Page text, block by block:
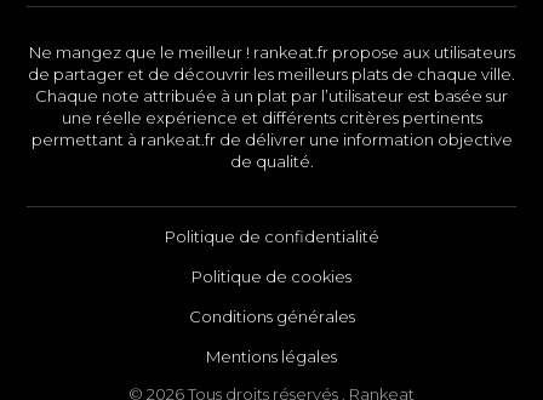
Ne mangez que le meilleur ! rankeat.fr propose aux utilisateurs
de partager et de découvrir les meilleurs plats de chaque ville.
Chaque note attribuée à un plat par l’utilisateur est basée sur
une réelle expérience et différents critères pertinents
permettant à rankeat.fr de délivrer une information objective
de qualité.
Politique de confidentialité
Politique de cookies
Conditions générales
Mentions légales
© 2026 Tous droits réservés . Rankeat